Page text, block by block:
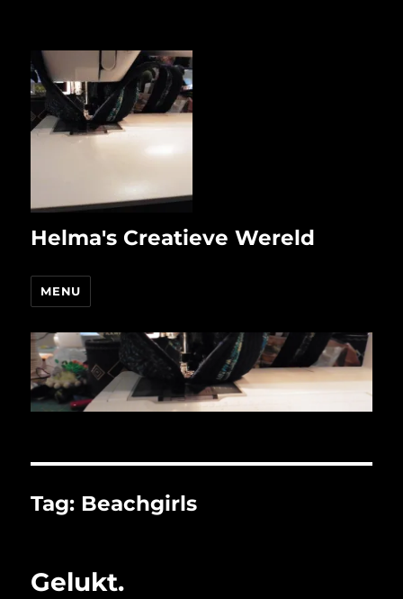
Helma's Creatieve Wereld
MENU
Tag: Beachgirls
Gelukt.